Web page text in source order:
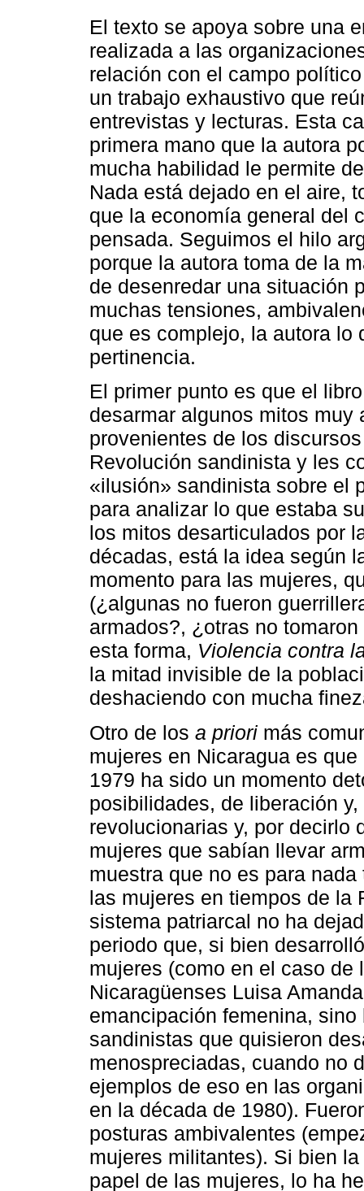
El texto se apoya sobre una
realizada a las
relación con el campo
un trabajo exhaustivo que
entrevistas y lecturas. Esta
primera mano que la autora
mucha habilidad le permite
Nada está dejado en el aire,
que la economía general del
pensada. Seguimos el hilo
porque la autora toma de la
de desenredar una situación
muchas tensiones,
que es complejo, la autora lo
pertinencia.
El primer punto es que el
desarmar algunos mitos muy
provenientes de los
Revolución sandinista y les
«ilusión» sandinista sobre el
para analizar lo que estaba
los mitos desarticulados por
décadas, está la idea según
momento para las mujeres,
(¿algunas no fueron
armados?, ¿otras no
esta forma, Violencia contra
la mitad invisible de la
deshaciendo con mucha
Otro de los a priori más
mujeres en Nicaragua es
1979 ha sido un momento
posibilidades, de liberación
revolucionarias y, por decirlo
mujeres que sabían llevar
muestra que no es para
las mujeres en tiempos de la
sistema patriarcal no ha
periodo que, si bien
mujeres (como en el caso de
Nicaragüenses Luisa
emancipación femenina,
sandinistas que quisieron
menospreciadas, cuando no
ejemplos de eso en las
en la década de 1980).
posturas ambivalentes
mujeres militantes). Si bien
papel de las mujeres, lo ha